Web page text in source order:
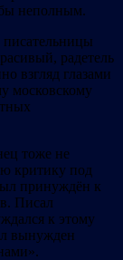
бы неполным.
радетель
взгляд глазами
московскому
тоже не
критику под
принуждён к
Писал
к этому
вынужден